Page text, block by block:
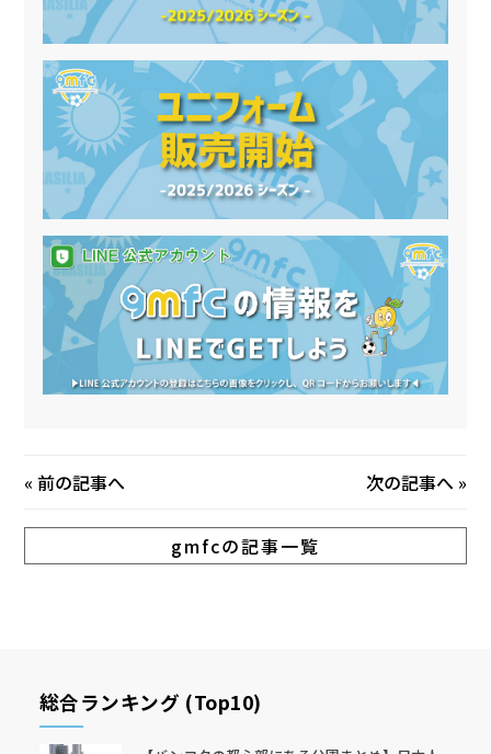
«前の記事へ 次の記事へ »
gmfcの記事一覧
総合ランキング (Top10)